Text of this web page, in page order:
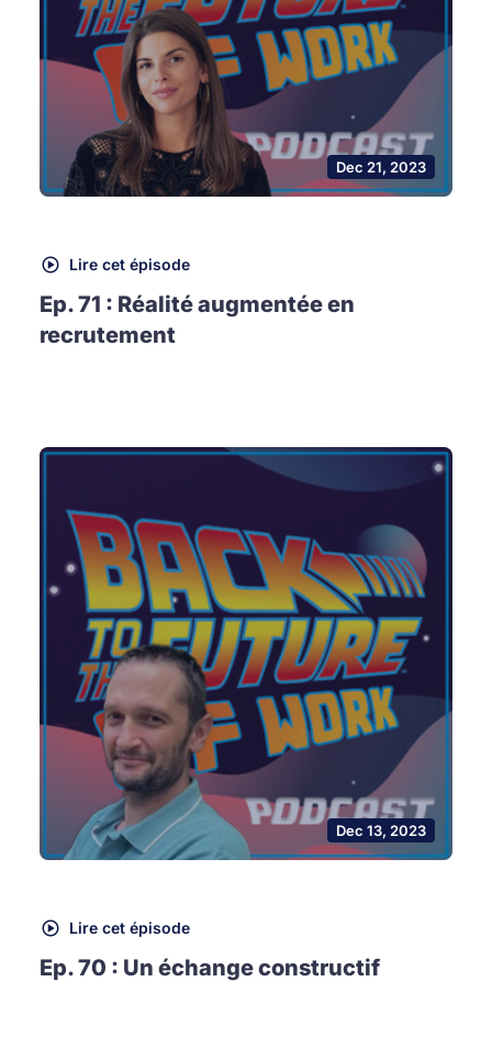
Dec 21, 2023
Lire cet épisode
Ep. 71 : Réalité augmentée en
recrutement
Dec 13, 2023
Lire cet épisode
Ep. 70 : Un échange constructif